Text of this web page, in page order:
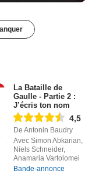
La Bataille de
Gaulle - Partie 2 :
J’écris ton nom
4,5
De Antonin Baudry
Avec Simon Abkarian,
Niels Schneider,
Anamaria Vartolomei
Bande-annonce